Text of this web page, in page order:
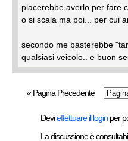
piacerebbe averlo per fare
o si scala ma poi... per cui
secondo me basterebbe
qualsiasi veicolo.. e buon
« Pagina Precedente
Devieffettuare il login per
La discussione è